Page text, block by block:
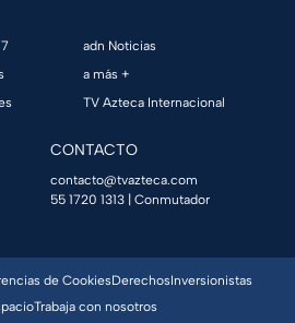
adn Noticias
a más +
TV Azteca Internacional
CONTACTO
contacto@tvazteca.com
55 1720 1313 | Conmutador
de CookiesDerechosInversionistas
Trabaja con nosotros